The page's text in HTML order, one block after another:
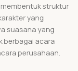
struktur
yang
suasana yang
berbagai acara
perusahaan.